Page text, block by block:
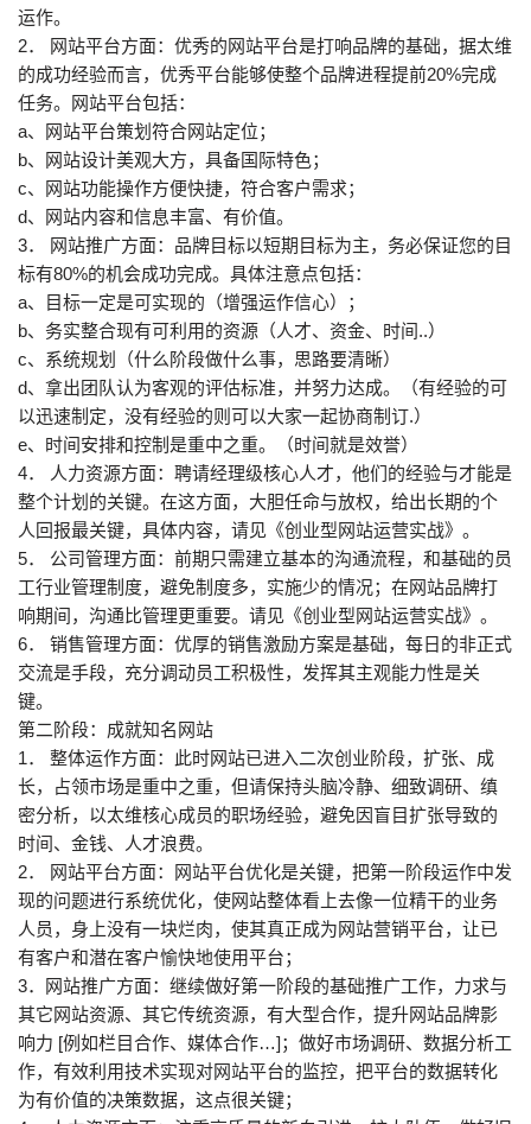
运作。
2． 网站平台方面：优秀的网站平台是打响品牌的基础，据太维
的成功经验而言，优秀平台能够使整个品牌进程提前20%完成
任务。网站平台包括：
a、网站平台策划符合网站定位；
b、网站设计美观大方，具备国际特色；
c、网站功能操作方便快捷，符合客户需求；
d、网站内容和信息丰富、有价值。
3． 网站推广方面：品牌目标以短期目标为主，务必保证您的目
标有80%的机会成功完成。具体注意点包括：
a、目标一定是可实现的（增强运作信心）；
b、务实整合现有可利用的资源（人才、资金、时间..）
c、系统规划（什么阶段做什么事，思路要清晰）
d、拿出团队认为客观的评估标准，并努力达成。（有经验的可
以迅速制定，没有经验的则可以大家一起协商制订.）
e、时间安排和控制是重中之重。（时间就是效誉）
4． 人力资源方面：聘请经理级核心人才，他们的经验与才能是
整个计划的关键。在这方面，大胆任命与放权，给出长期的个
人回报最关键，具体内容，请见《创业型网站运营实战》。
5． 公司管理方面：前期只需建立基本的沟通流程，和基础的员
工行业管理制度，避免制度多，实施少的情况；在网站品牌打
响期间，沟通比管理更重要。请见《创业型网站运营实战》。
6． 销售管理方面：优厚的销售激励方案是基础，每日的非正式
交流是手段，充分调动员工积极性，发挥其主观能力性是关
键。
第二阶段：成就知名网站
1． 整体运作方面：此时网站已进入二次创业阶段，扩张、成
长，占领市场是重中之重，但请保持头脑冷静、细致调研、缜
密分析，以太维核心成员的职场经验，避免因盲目扩张导致的
时间、金钱、人才浪费。
2． 网站平台方面：网站平台优化是关键，把第一阶段运作中发
现的问题进行系统优化，使网站整体看上去像一位精干的业务
人员，身上没有一块烂肉，使其真正成为网站营销平台，让已
有客户和潜在客户愉快地使用平台；
3．网站推广方面：继续做好第一阶段的基础推广工作，力求与
其它网站资源、其它传统资源，有大型合作，提升网站品牌影
响力 [例如栏目合作、媒体合作…]；做好市场调研、数据分析工
作，有效利用技术实现对网站平台的监控，把平台的数据转化
为有价值的决策数据，这点很关键；